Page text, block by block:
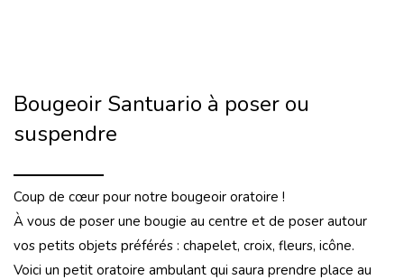
Bougeoir Santuario à poser ou
suspendre
Coup de cœur pour notre bougeoir oratoire !
À vous de poser une bougie au centre et de poser autour
vos petits objets préférés : chapelet, croix, fleurs, icône.
Voici un petit oratoire ambulant qui saura prendre place au